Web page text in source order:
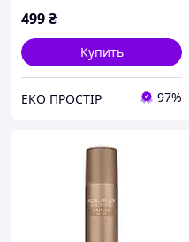
499₴
Купить
ЕКО ПРОСТІР 97%